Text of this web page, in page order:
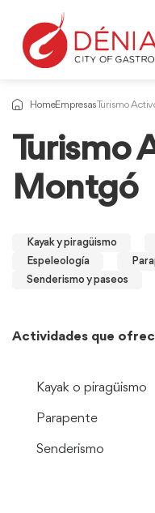
HomeEmpresasTurismo
Turismo
Montgó
Kayak y piragüismo
Espeleología
Senderismo y paseos
Actividades que
Kayak o piragüismo
Parapente
Senderismo